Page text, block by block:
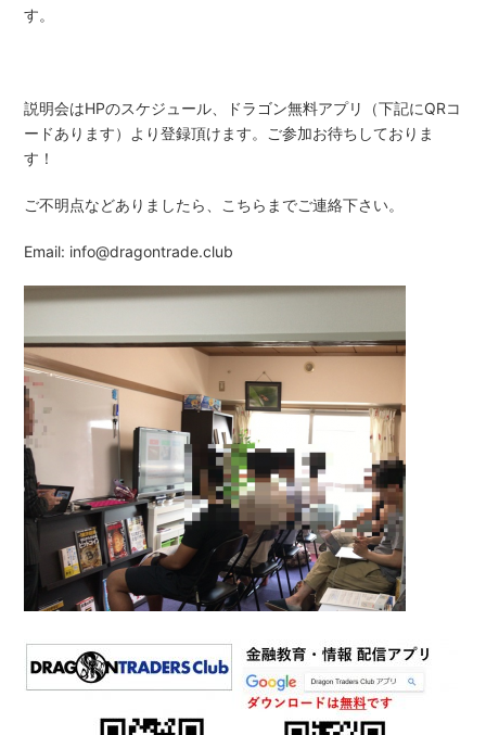
す。
説明会はHPのスケジュール、ドラゴン無料アプリ（下記にQRコ
ードあります）より登録頂けます。ご参加お待ちしておりま
す！
ご不明点などありましたら、こちらまでご連絡下さい。
Email: info@dragontrade.club